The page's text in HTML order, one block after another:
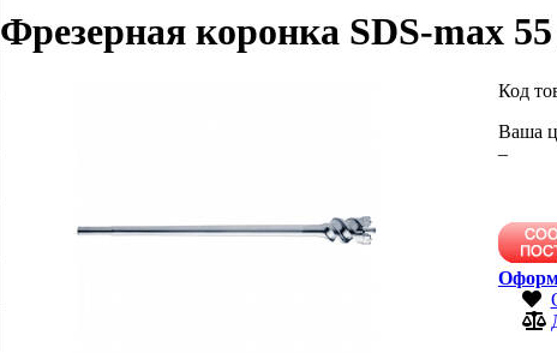
Фрезерная коронка SDS-max
Код
Ваша
–